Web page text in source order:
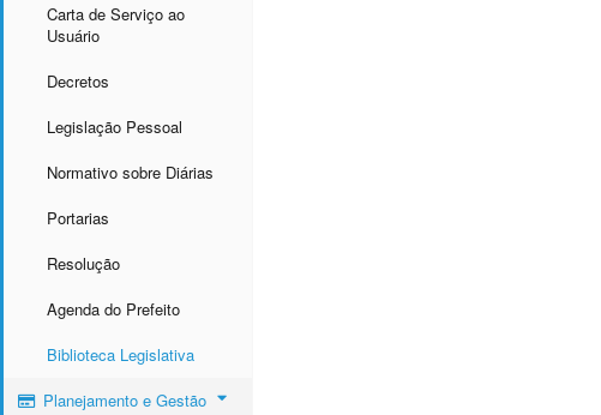
Carta de Serviço ao
Usuário
Decretos
Legislação Pessoal
Normativo sobre Diárias
Portarias
Resolução
Agenda do Prefeito
Biblioteca Legislativa
Planejamento e Gestão